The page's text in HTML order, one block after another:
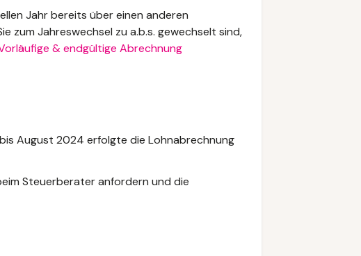
Jahr bereits über einen anderen
zum Jahreswechsel zu a.b.s. gewechselt sind,
& endgültige Abrechnung
August 2024 erfolgte die Lohnabrechnung
Steuerberater anfordern und die